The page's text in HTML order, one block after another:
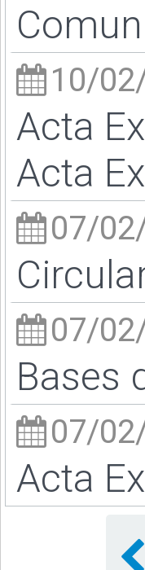
10/
Acta
Acta
07/
07/
Bases
07/
Acta